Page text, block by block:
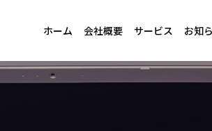
ホーム 会社概要 サービス お知